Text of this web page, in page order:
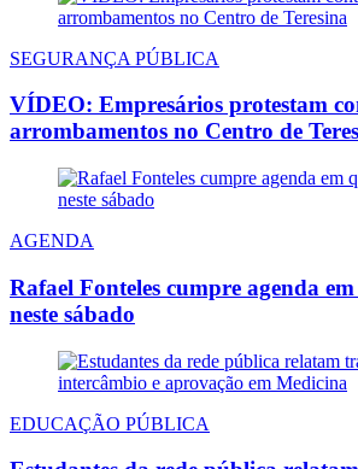
SEGURANÇA PÚBLICA
VÍDEO: Empresários protestam
arrombamentos no Centro de
AGENDA
Rafael Fonteles cumpre agenda
neste sábado
EDUCAÇÃO PÚBLICA